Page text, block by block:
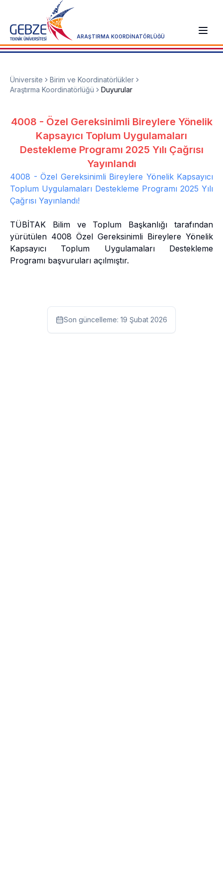
ARAŞTIRMA KOORDİNATÖRLÜĞÜ
Üniversite
Birim ve Koordinatörlükler
Araştırma Koordinatörlüğü
Duyurular
4008 - Özel Gereksinimli Bireylere Yönelik
Kapsayıcı Toplum Uygulamaları
Destekleme Programı 2025 Yılı Çağrısı
Yayınlandı
4008 - Özel Gereksinimli Bireylere Yönelik Kapsayıcı
Toplum Uygulamaları Destekleme Programı 2025 Yılı
Çağrısı Yayınlandı!
TÜBİTAK Bilim ve Toplum Başkanlığı tarafından
yürütülen 4008 Özel Gereksinimli Bireylere Yönelik
Kapsayıcı Toplum Uygulamaları Destekleme
Programı başvuruları açılmıştır.
Son güncelleme: 19 Şubat 2026